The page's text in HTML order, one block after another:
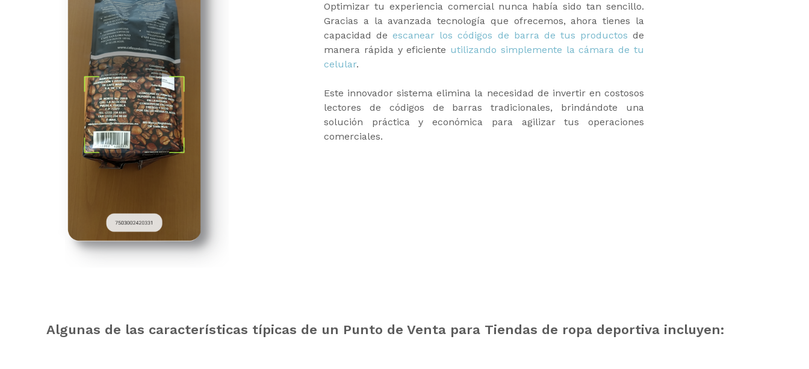
Optimizar tu experiencia comercial nunca había sido tan sencillo.
Gracias a la avanzada tecnología que ofrecemos, ahora tienes la
capacidad de escanear los códigos de barra de tus productos de
manera rápida y eficiente utilizando simplemente la cámara de tu
celular.
Este innovador sistema elimina la necesidad de invertir en costosos
lectores de códigos de barras tradicionales, brindándote una
solución práctica y económica para agilizar tus operaciones
comerciales.
Algunas de las características típicas de un Punto de Venta para Tiendas de ropa deportiva incluyen: